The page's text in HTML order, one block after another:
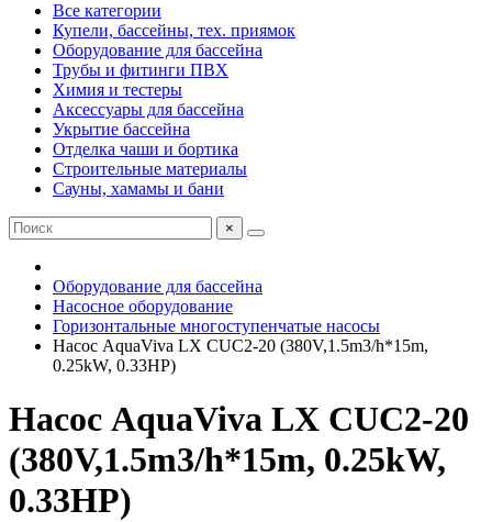
Все категории
Купели, бассейны, тех. приямок
Оборудование для бассейна
Трубы и фитинги ПВХ
Химия и тестеры
Аксессуары для бассейна
Укрытие бассейна
Отделка чаши и бортика
Строительные материалы
Сауны, хамамы и бани
×
Оборудование для бассейна
Насосное оборудование
Горизонтальные многоступенчатые насосы
Насос AquaViva LX CUC2-20 (380V,1.5m3/h*15m,
0.25kW, 0.33HP)
Насос AquaViva LX CUC2-20
(380V,1.5m3/h*15m, 0.25kW,
0.33HP)